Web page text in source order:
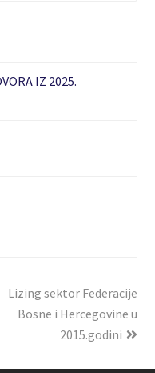
IZ 2025.
Lizing sektor Federacije
Bosne i Hercegovine u
2015.godini